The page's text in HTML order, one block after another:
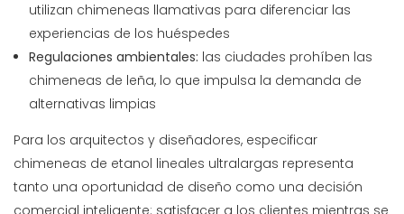
utilizan chimeneas llamativas para diferenciar las
experiencias de los huéspedes
Regulaciones ambientales: las ciudades prohíben las
chimeneas de leña, lo que impulsa la demanda de
alternativas limpias
Para los arquitectos y diseñadores, especificar
chimeneas de etanol lineales ultralargas representa
tanto una oportunidad de diseño como una decisión